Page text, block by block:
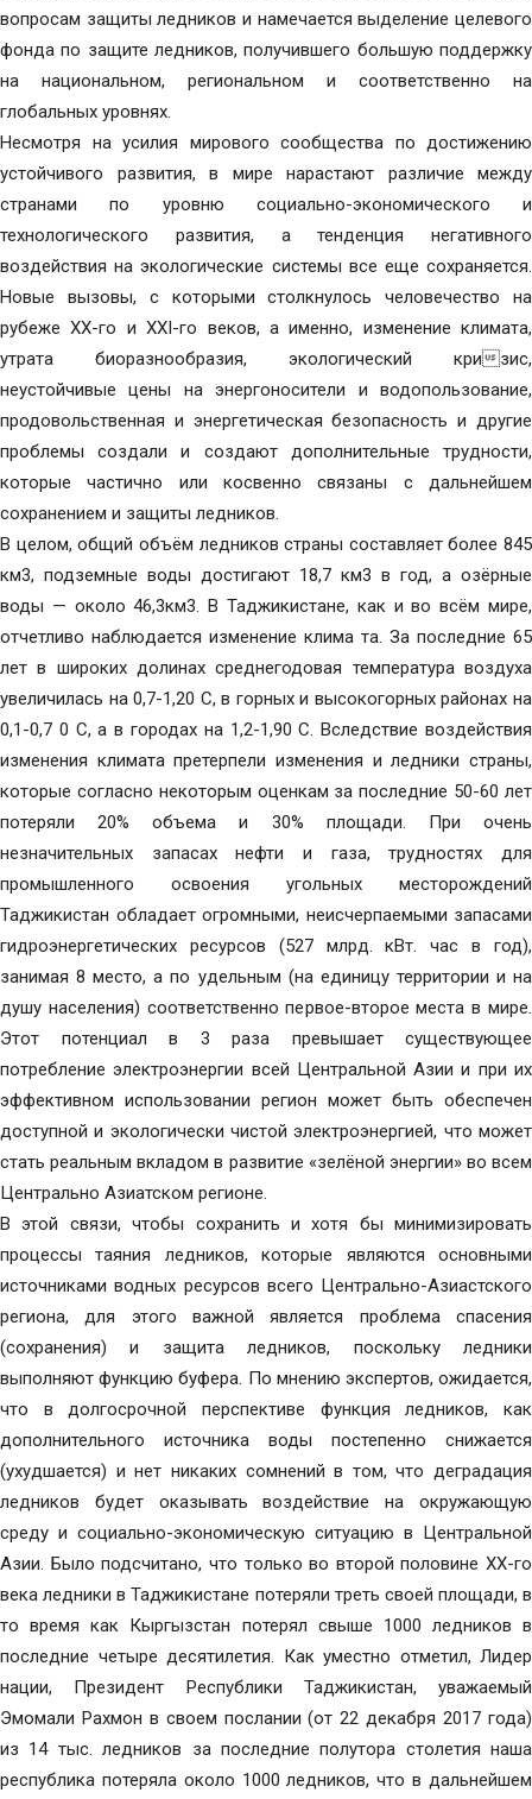
вопросам защиты ледников и намечается выделение целевого
фонда по защите ледников, получившего большую поддержку
на национальном, региональном и соответственно на
глобальных уровнях.
Несмотря на усилия мирового сообщества по достижению
устойчивого развития, в мире нарастают различие между
странами по уровню социально-экономического и
технологического развития, а тенденция негативного
воздействия на экологические системы все еще сохраняется.
Новые вызовы, с которыми столкнулось человечество на
рубеже XX-го и XXI-го веков, а именно, изменение климата,
утрата биоразнообразия, экологический кризис,
неустойчивые цены на энергоносители и водопользование,
продовольственная и энергетическая безопасность и другие
проблемы создали и создают дополнительные трудности,
которые частично или косвенно связаны с дальнейшем
сохранением и защиты ледников.
В целом, общий объём ледников страны составляет более 845
км3, подземные воды достигают 18,7 км3 в год, а озёрные
воды — около 46,3км3. В Таджикистане, как и во всём мире,
отчетливо наблюдается изменение клима та. За последние 65
лет в широких долинах среднегодовая температура воздуха
увеличилась на 0,7-1,20 С, в горных и высокогорных районах на
0,1-0,7 0 С, а в городах на 1,2-1,90 С. Вследствие воздействия
изменения климата претерпели изменения и ледники страны,
которые согласно некоторым оценкам за последние 50-60 лет
потеряли 20% объема и 30% площади. При очень
незначительных запасах нефти и газа, трудностях для
промышленного освоения угольных месторождений
Таджикистан обладает огромными, неисчерпаемыми запасами
гидроэнергетических ресурсов (527 млрд. кВт. час в год),
занимая 8 место, а по удельным (на единицу территории и на
душу населения) соответственно первое-второе места в мире.
Этот потенциал в 3 раза превышает существующее
потребление электроэнергии всей Центральной Азии и при их
эффективном использовании регион может быть обеспечен
доступной и экологически чистой электроэнергией, что может
стать реальным вкладом в развитие «зелёной энергии» во всем
Центрально Азиатском регионе.
В этой связи, чтобы сохранить и хотя бы минимизировать
процессы таяния ледников, которые являются основными
источниками водных ресурсов всего Центрально-Азиастского
региона, для этого важной является проблема спасения
(сохранения) и защита ледников, поскольку ледники
выполняют функцию буфера. По мнению экспертов, ожидается,
что в долгосрочной перспективе функция ледников, как
дополнительного источника воды постепенно снижается
(ухудшается) и нет никаких сомнений в том, что деградация
ледников будет оказывать воздействие на окружающую
среду и социально-экономическую ситуацию в Центральной
Азии. Было подсчитано, что только во второй половине ХХ-го
века ледники в Таджикистане потеряли треть своей площади, в
то время как Кыргызстан потерял свыше 1000 ледников в
последние четыре десятилетия. Как уместно отметил, Лидер
нации, Президент Республики Таджикистан, уважаемый
Эмомали Рахмон в своем послании (от 22 декабря 2017 года)
из 14 тыс. ледников за последние полутора столетия наша
республика потеряла около 1000 ледников, что в дальнейшем